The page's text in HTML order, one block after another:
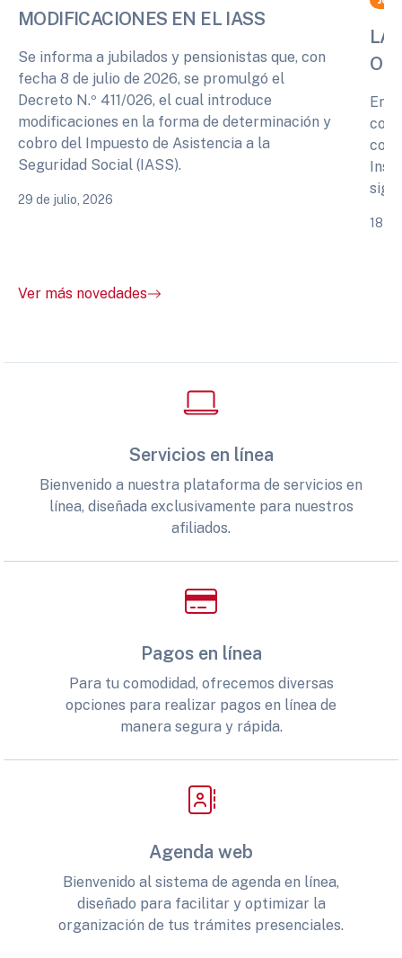
MODIFICACIONES EN EL IASS
Se informa a jubilados y pensionistas que, con
fecha 8 de julio de 2026, se promulgó el
Decreto N.º 411/026, el cual introduce
modificaciones en la forma de determinación y
cobro del Impuesto de Asistencia a la
Seguridad Social (IASS).
29 de julio, 2026
LA
En
18
Ver más novedades
Servicios en línea
Bienvenido a nuestra plataforma de servicios en
línea, diseñada exclusivamente para nuestros
afiliados.
Pagos en línea
Para tu comodidad, ofrecemos diversas
opciones para realizar pagos en línea de
manera segura y rápida.
Agenda web
Bienvenido al sistema de agenda en línea,
diseñado para facilitar y optimizar la
organización de tus trámites presenciales.